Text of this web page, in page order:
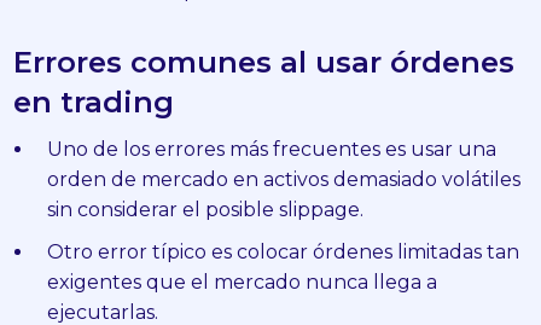
Errores comunes al usar órdenes
en trading
Uno de los errores más frecuentes es usar una
orden de mercado en activos demasiado volátiles
sin considerar el posible slippage.
Otro error típico es colocar órdenes limitadas tan
exigentes que el mercado nunca llega a
ejecutarlas.